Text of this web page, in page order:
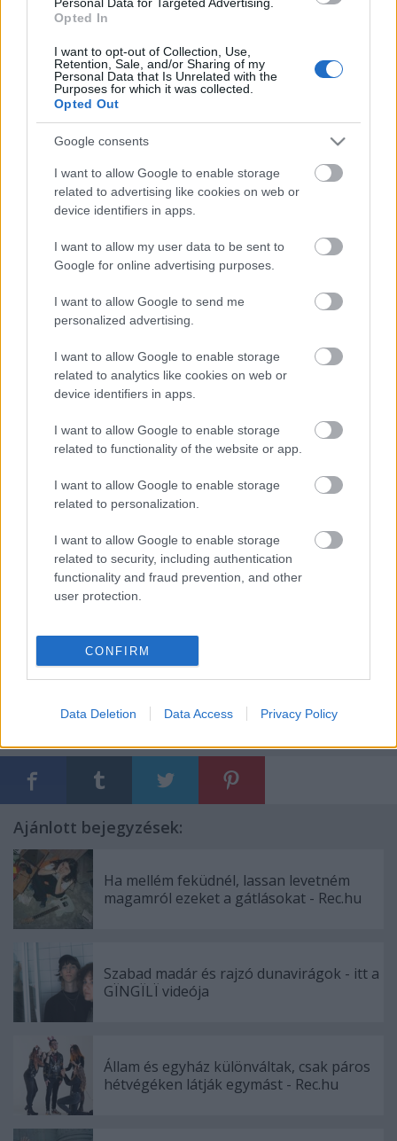
Opted In
I want to opt-out of Collection, Use,
Retention, Sale, and/or Sharing of my
Personal Data that Is Unrelated with the
Purposes for which it was collected.
Opted Out
Google consents
I want to allow Google to enable storage
related to advertising like cookies on web or
device identifiers in apps.
I want to allow my user data to be sent to
Google for online advertising purposes.
I want to allow Google to send me
personalized advertising.
I want to allow Google to enable storage
related to analytics like cookies on web or
device identifiers in apps.
I want to allow Google to enable storage
related to functionality of the website or app.
I want to allow Google to enable storage
related to personalization.
I want to allow Google to enable storage
related to security, including authentication
functionality and fraud prevention, and other
user protection.
CONFIRM
Data Deletion Data Access Privacy Policy
ez pedig aHárom férfi (Nyúl, Róka, Farkas)
című
werk-video:Komróczki Dia
a CsaknekedkislányFacebook-oldala
Ajánlott bejegyzések:
Ha mellém feküdnél, lassan levetném
magamról ezeket a gátlásokat - Rec.hu
Szabad madár és rajzó dunavirágok - itt a
GÏNGÏLÏ videója
Állam és egyház különváltak, csak páros
hétvégéken látják egymást - Rec.hu